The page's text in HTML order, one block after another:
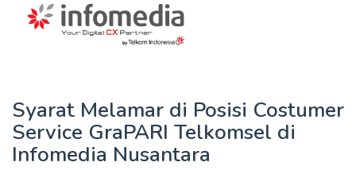
Syarat Melamar di Posisi Costumer
Service GraPARI Telkomsel di
Infomedia Nusantara